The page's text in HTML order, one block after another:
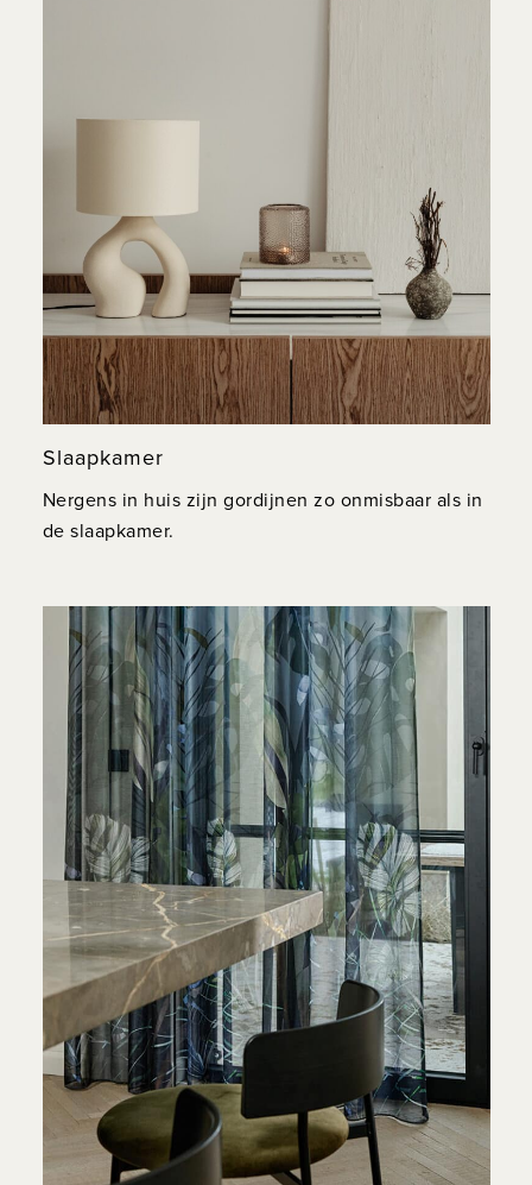
Slaapkamer
Nergens in huis zijn gordijnen zo onmisbaar als in
de slaapkamer.